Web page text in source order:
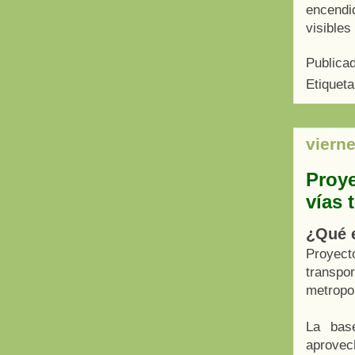
visibles
vías
¿Qué
La